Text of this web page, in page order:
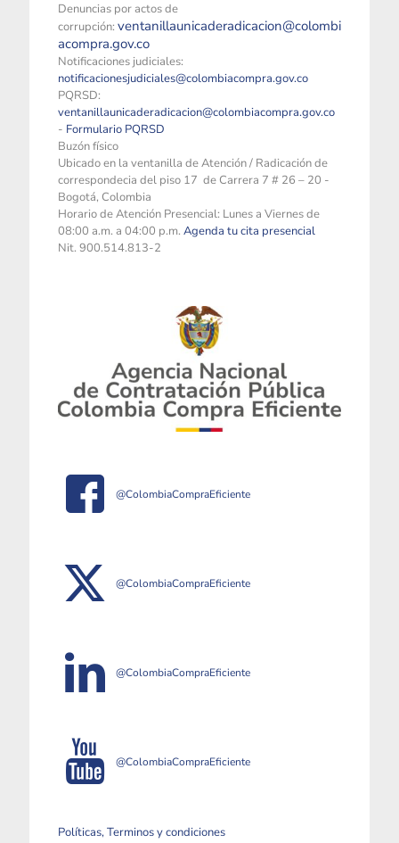
Denuncias por actos de
corrupción: ventanillaunicaderadicacion@colombi
acompra.gov.co
Notificaciones judiciales:
notificacionesjudiciales@colombiacompra.gov.co
PQRSD:
ventanillaunicaderadicacion@colombiacompra.gov.co
- Formulario PQRSD
Buzón físico
Ubicado en la ventanilla de Atención / Radicación de
correspondecia del piso 17 de Carrera 7 # 26 – 20 -
Bogotá, Colombia
Horario de Atención Presencial: Lunes a Viernes de
08:00 a.m. a 04:00 p.m. Agenda tu cita presencial
Nit. 900.514.813-2
@ColombiaCompraEficiente
@ColombiaCompraEficiente
@ColombiaCompraEficiente
@ColombiaCompraEficiente
Políticas, Terminos y condiciones